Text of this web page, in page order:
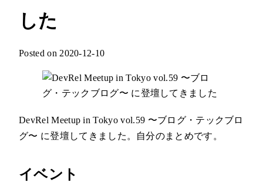
した
Posted on 2020-12-10
DevRel Meetup in Tokyo vol.59 〜ブログ・テックブロ
グ〜 に登壇してきました。自分のまとめです。
イベント